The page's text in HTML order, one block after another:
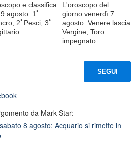
e classifica
agosto: 1ﾟ
2ﾟPesci, 3ﾟ
L'oroscopo del
giorno venerdì 7
agosto: Venere lascia
Vergine, Toro
impegnato
SEGUI
da Mark Star:
8 agosto: Acquario si rimette in